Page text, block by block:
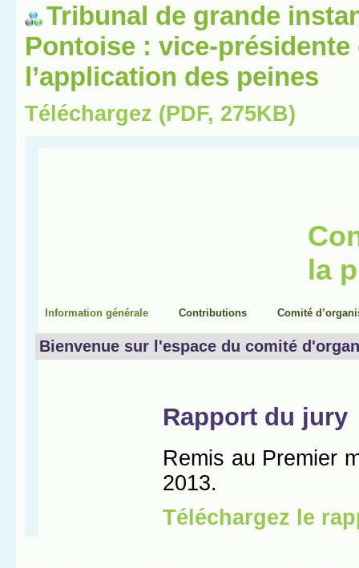
Tribunal de grande
Pontoise : vice-présidente
l’application des peines
Téléchargez (PDF, 275KB)